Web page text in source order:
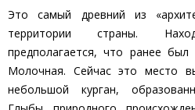
Это самый древний из
территории страны.
предполагается, что ранее
Молочная. Сейчас это место
небольшой курган,